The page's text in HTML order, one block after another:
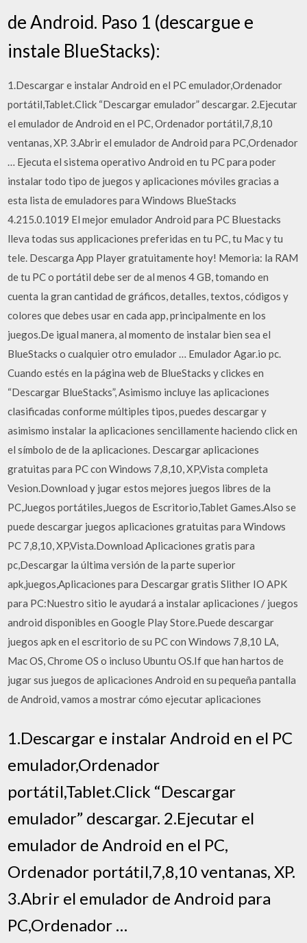
de Android. Paso 1 (descargue e
instale BlueStacks):
1.Descargar e instalar Android en el PC emulador,Ordenador
portátil,Tablet.Click “Descargar emulador” descargar. 2.Ejecutar
el emulador de Android en el PC, Ordenador portátil,7,8,10
ventanas, XP. 3.Abrir el emulador de Android para PC,Ordenador
… Ejecuta el sistema operativo Android en tu PC para poder
instalar todo tipo de juegos y aplicaciones móviles gracias a
esta lista de emuladores para Windows BlueStacks
4.215.0.1019 El mejor emulador Android para PC Bluestacks
lleva todas sus applicaciones preferidas en tu PC, tu Mac y tu
tele. Descarga App Player gratuitamente hoy! Memoria: la RAM
de tu PC o portátil debe ser de al menos 4 GB, tomando en
cuenta la gran cantidad de gráficos, detalles, textos, códigos y
colores que debes usar en cada app, principalmente en los
juegos.De igual manera, al momento de instalar bien sea el
BlueStacks o cualquier otro emulador … Emulador Agar.io pc.
Cuando estés en la página web de BlueStacks y clickes en
“Descargar BlueStacks”, Asimismo incluye las aplicaciones
clasificadas conforme múltiples tipos, puedes descargar y
asimismo instalar la aplicaciones sencillamente haciendo click en
el símbolo de de la aplicaciones. Descargar aplicaciones
gratuitas para PC con Windows 7,8,10, XP,Vista completa
Vesion.Download y jugar estos mejores juegos libres de la
PC,Juegos portátiles,Juegos de Escritorio,Tablet Games.Also se
puede descargar juegos aplicaciones gratuitas para Windows
PC 7,8,10, XP,Vista.Download Aplicaciones gratis para
pc,Descargar la última versión de la parte superior
apk,juegos,Aplicaciones para Descargar gratis Slither IO APK
para PC:Nuestro sitio le ayudará a instalar aplicaciones / juegos
android disponibles en Google Play Store.Puede descargar
juegos apk en el escritorio de su PC con Windows 7,8,10 LA,
Mac OS, Chrome OS o incluso Ubuntu OS.If que han hartos de
jugar sus juegos de aplicaciones Android en su pequeña pantalla
de Android, vamos a mostrar cómo ejecutar aplicaciones
1.Descargar e instalar Android en el PC
emulador,Ordenador
portátil,Tablet.Click “Descargar
emulador” descargar. 2.Ejecutar el
emulador de Android en el PC,
Ordenador portátil,7,8,10 ventanas, XP.
3.Abrir el emulador de Android para
PC,Ordenador …